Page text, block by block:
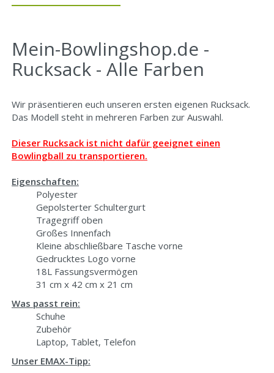
Mein-Bowlingshop.de -
Rucksack - Alle Farben
Wir präsentieren euch unseren ersten eigenen Rucksack.
Das Modell steht in mehreren Farben zur Auswahl.
Dieser Rucksack ist nicht dafür geeignet einen
Bowlingball zu transportieren.
Eigenschaften:
Polyester
Gepolsterter Schultergurt
Tragegriff oben
Großes Innenfach
Kleine abschließbare Tasche vorne
Gedrucktes Logo vorne
18L Fassungsvermögen
31 cm x 42 cm x 21 cm
Was passt rein:
Schuhe
Zubehör
Laptop, Tablet, Telefon
Unser EMAX-Tipp: